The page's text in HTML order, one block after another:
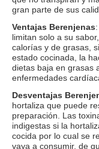
gran parte de sus
Ventajas Berenjenas
limitan solo a su
calorías y de grasas,
estado cocinada, la
dietas baja en grasas
enfermedades
Desventajas
hortaliza que puede
preparación. Las
indigestas si la
cocida por lo cual se
vaya a consumir, de